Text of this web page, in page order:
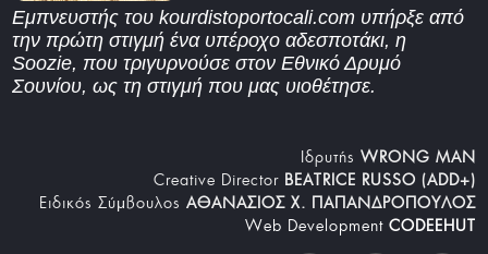
Εμπνευστής του kourdistoportocali.com υπήρξε από
την πρώτη στιγμή ένα υπέροχο αδεσποτάκι, η
Soozie, που τριγυρνούσε στον Εθνικό Δρυμό
Σουνίου, ως τη στιγμή που μας υιοθέτησε.
Iδρυτής WRONG MAN
Creative Director BEATRICE RUSSO (ADD+)
Ειδικός Σύμβουλος ΑΘΑΝΑΣΙΟΣ Χ. ΠΑΠΑΝΔΡΟΠΟΥΛΟΣ
Web Development CODEEHUT